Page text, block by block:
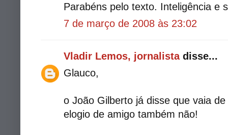
Parabéns pelo texto. Inteligência e
7 de março de 2008 às 23:02
Vladir Lemos, jornalistadisse...
Glauco,
o João Gilberto já disse que vaia
elogio de amigo também não!